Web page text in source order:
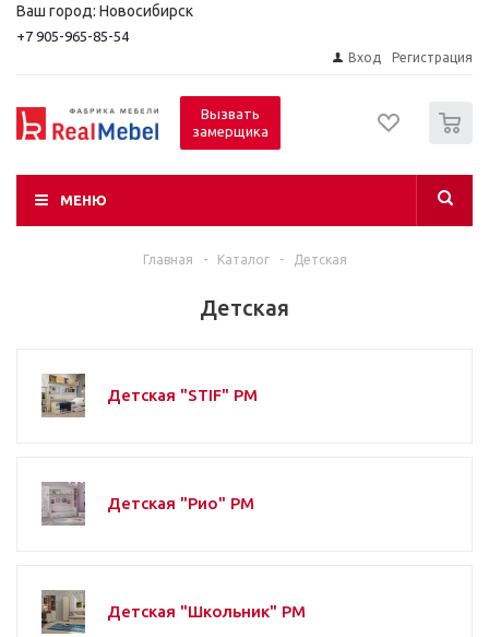
Ваш город: Новосибирск
+7 905-965-85-54
Вход Регистрация
Вызвать
замерщика
МЕНЮ
Главная - Каталог - Детская
Детская
Детская "STIF" РМ
Детская "Рио" РМ
Детская "Школьник" РМ